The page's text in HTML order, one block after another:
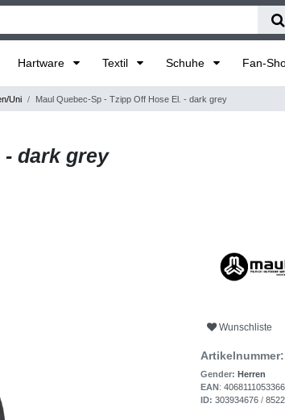
Hartware Textil Schuhe Fan-
Uni Maul Quebec-Sp - Tzipp Off Hose El. - dark grey
- dark grey
Wunschliste
Artikelnummer:
Gender: Herren
EAN: 4068111053366
ID: 303934676 /